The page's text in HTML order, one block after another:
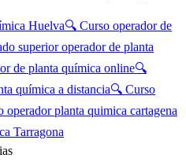
Huelva🔍 Curso operador de
superior operador de planta
de planta química online🔍
química a distancia🔍 Curso
operador planta quimica cartagena
Tarragona